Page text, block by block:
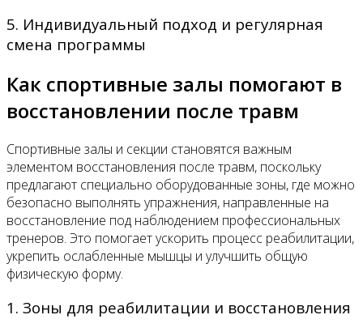
5. Индивидуальный подход и регулярная
смена программы
Как спортивные залы помогают в
восстановлении после травм
Спортивные залы и секции становятся важным
элементом восстановления после травм, поскольку
предлагают специально оборудованные зоны, где можно
безопасно выполнять упражнения, направленные на
восстановление под наблюдением профессиональных
тренеров. Это помогает ускорить процесс реабилитации,
укрепить ослабленные мышцы и улучшить общую
физическую форму.
1. Зоны для реабилитации и восстановления